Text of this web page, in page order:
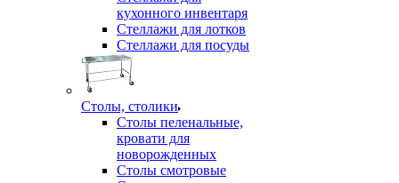
кухонного инвентаря
Стеллажи для лотков
Стеллажи для посуды
Столы, столики
Столы пеленальные,
кровати для
новорожденных
Столы смотровые